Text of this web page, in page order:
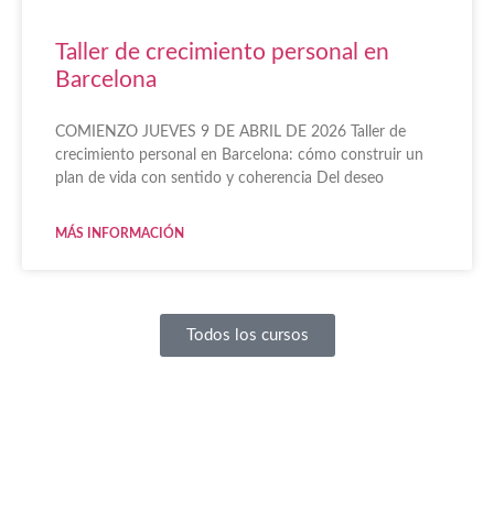
Taller de crecimiento personal en
Barcelona
COMIENZO JUEVES 9 DE ABRIL DE 2026 Taller de
crecimiento personal en Barcelona: cómo construir un
plan de vida con sentido y coherencia Del deseo
MÁS INFORMACIÓN
Todos los cursos